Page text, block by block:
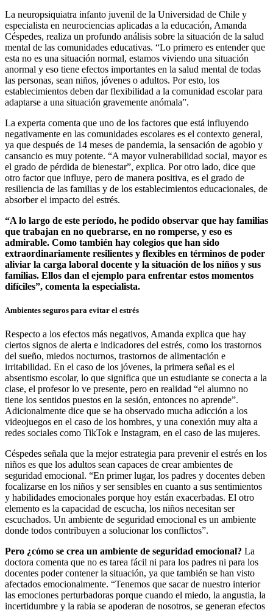
La neuropsiquiatra infanto juvenil de la Universidad de Chile y
especialista en neurociencias aplicadas a la educación, Amanda
Céspedes, realiza un profundo análisis sobre la situación de la salud
mental de las comunidades educativas. “Lo primero es entender que
esta no es una situación normal, estamos viviendo una situación
anormal y eso tiene efectos importantes en la salud mental de todas
las personas, sean niños, jóvenes o adultos. Por esto, los
establecimientos deben dar flexibilidad a la comunidad escolar para
adaptarse a una situación gravemente anómala”.
La experta comenta que uno de los factores que está influyendo
negativamente en las comunidades escolares es el contexto general,
ya que después de 14 meses de pandemia, la sensación de agobio y
cansancio es muy potente. “A mayor vulnerabilidad social, mayor es
el grado de pérdida de bienestar”, explica. Por otro lado, dice que
otro factor que influye, pero de manera positiva, es el grado de
resiliencia de las familias y de los establecimientos educacionales, de
absorber el impacto del estrés.
“A lo largo de este período, he podido observar que hay familias
que trabajan en no quebrarse, en no romperse, y eso es
admirable. Como también hay colegios que han sido
extraordinariamente resilientes y flexibles en términos de poder
aliviar la carga laboral docente y la situación de los niños y sus
familias. Ellos dan el ejemplo para enfrentar estos momentos
difíciles”, comenta la especialista.
Ambientes seguros para evitar el estrés
Respecto a los efectos más negativos, Amanda explica que hay
ciertos signos de alerta e indicadores del estrés, como los trastornos
del sueño, miedos nocturnos, trastornos de alimentación e
irritabilidad. En el caso de los jóvenes, la primera señal es el
absentismo escolar, lo que significa que un estudiante se conecta a la
clase, el profesor lo ve presente, pero en realidad “el alumno no
tiene los sentidos puestos en la sesión, entonces no aprende”.
Adicionalmente dice que se ha observado mucha adicción a los
videojuegos en el caso de los hombres, y una conexión muy alta a
redes sociales como TikTok e Instagram, en el caso de las mujeres.
Céspedes señala que la mejor estrategia para prevenir el estrés en los
niños es que los adultos sean capaces de crear ambientes de
seguridad emocional. “En primer lugar, los padres y docentes deben
focalizarse en los niños y ser sensibles en cuanto a sus sentimientos
y habilidades emocionales porque hoy están exacerbadas. El otro
elemento es la capacidad de escucha, los niños necesitan ser
escuchados. Un ambiente de seguridad emocional es un ambiente
donde todos contribuyen a solucionar los conflictos”.
Pero ¿cómo se crea un ambiente de seguridad emocional? La
doctora comenta que no es tarea fácil ni para los padres ni para los
docentes poder contener la situación, ya que también se han visto
afectados emocionalmente. “Tenemos que sacar de nuestro interior
las emociones perturbadoras porque cuando el miedo, la angustia, la
incertidumbre y la rabia se apoderan de nosotros, se generan efectos